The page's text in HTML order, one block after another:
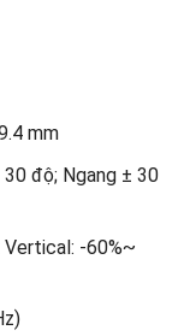
mm
độ; Ngang ± 30
Vertical: -60%~